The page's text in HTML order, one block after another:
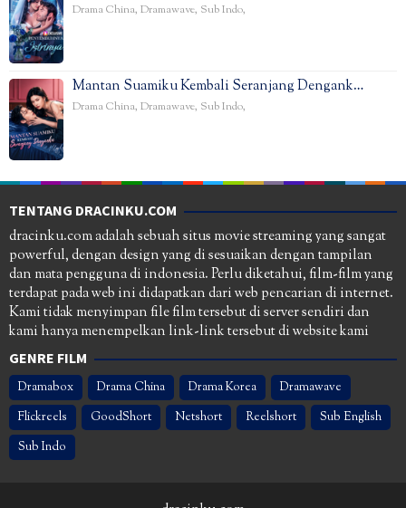
Drama China, Dramawave, Sub Indo,
Mantan Suamiku Kembali Seranjang Dengank…
Drama China, Dramawave, Sub Indo,
TENTANG DRACINKU.COM
dracinku.com adalah sebuah situs movie streaming yang sangat
powerful, dengan design yang di sesuaikan dengan tampilan
dan mata pengguna di indonesia. Perlu diketahui, film-film yang
terdapat pada web ini didapatkan dari web pencarian di internet.
Kami tidak menyimpan file film tersebut di server sendiri dan
kami hanya menempelkan link-link tersebut di website kami
GENRE FILM
Dramabox Drama China Drama Korea
Dramawave
Flickreels
GoodShort Netshort Reelshort
Sub English
Sub Indo